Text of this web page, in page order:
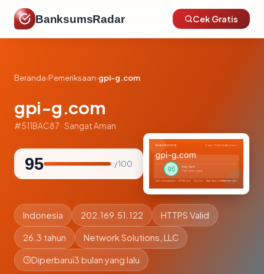
BanksumsRadar Cek Gratis
Beranda›Pemeriksaan›gpi-g.com
gpi-g.com
#511BAC87 · Sangat Aman
95 / 100
Indonesia 202.169.51.122 HTTPS Valid
26.3 tahun Network Solutions, LLC
Diperbarui3 bulan yang lalu